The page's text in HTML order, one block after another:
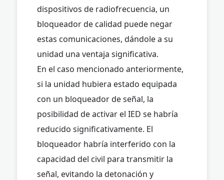
dispositivos de radiofrecuencia, un
bloqueador de calidad puede negar
estas comunicaciones, dándole a su
unidad una ventaja significativa.
En el caso mencionado anteriormente,
si la unidad hubiera estado equipada
con un bloqueador de señal, la
posibilidad de activar el IED se habría
reducido significativamente. El
bloqueador habría interferido con la
capacidad del civil para transmitir la
señal, evitando la detonación y